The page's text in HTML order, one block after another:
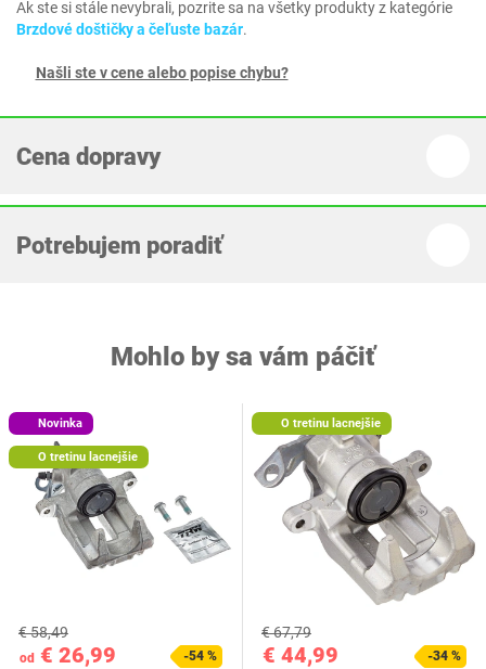
Ak ste si stále nevybrali, pozrite sa na všetky produkty z kategórie
Brzdové doštičky a čeľuste bazár.
Našli ste v cene alebo popise chybu?
Cena dopravy
Potrebujem poradiť
Mohlo by sa vám páčiť
Novinka
O tretinu lacnejšie
od € 26,99
€ 58,49
-54 %
O tretinu lacnejšie
€ 44,99
€ 67,79
-34 %